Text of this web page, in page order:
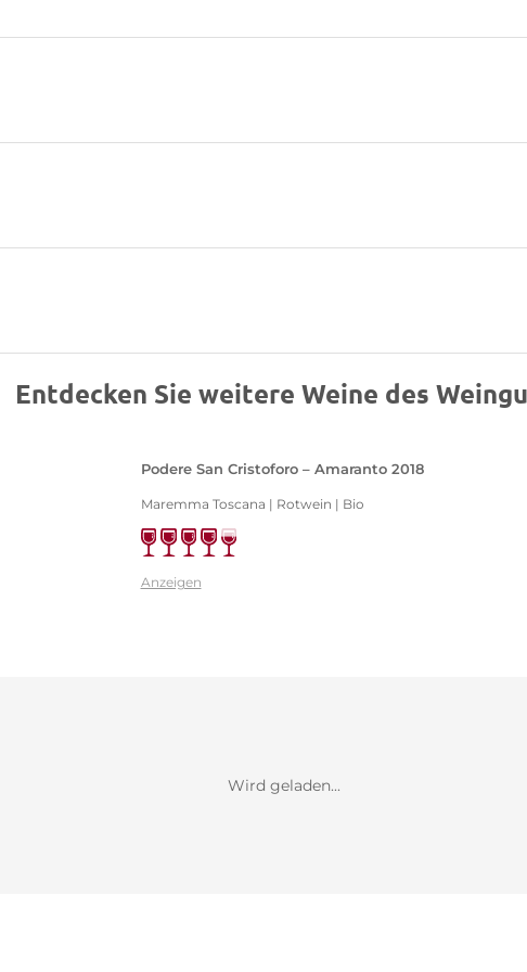
Entdecken Sie weitere Weine des
Podere San Cristoforo – Amaranto 2018
Maremma Toscana | Rotwein | Bio
Anzeigen
Wird geladen...